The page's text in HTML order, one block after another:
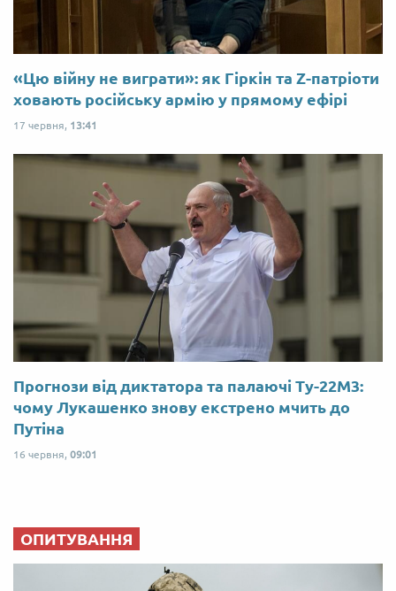
«Цю війну не виграти»: як Гіркін та Z-патріоти
ховають російську армію у прямому ефірі
17 червня, 13:41
Прогнози від диктатора та палаючі Ту-22М3:
чому Лукашенко знову екстрено мчить до
Путіна
16 червня, 09:01
ОПИТУВАННЯ